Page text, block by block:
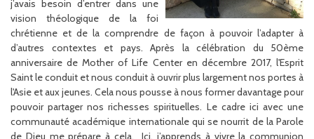
j’avais besoin d’entrer dans une
vision théologique de la foi
chrétienne et de la comprendre de façon à pouvoir l’adapter à
d’autres contextes et pays. Après la célébration du 50ème
anniversaire de Mother of Life Center en décembre 2017, l'Esprit
Saint le conduit et nous conduit à ouvrir plus largement nos portes à
l'Asie et aux jeunes. Cela nous pousse à nous former davantage pour
pouvoir partager nos richesses spirituelles. Le cadre ici avec une
communauté académique internationale qui se nourrit de la Parole
de Dieu me prépare à cela. Ici, j’apprends à vivre la communion